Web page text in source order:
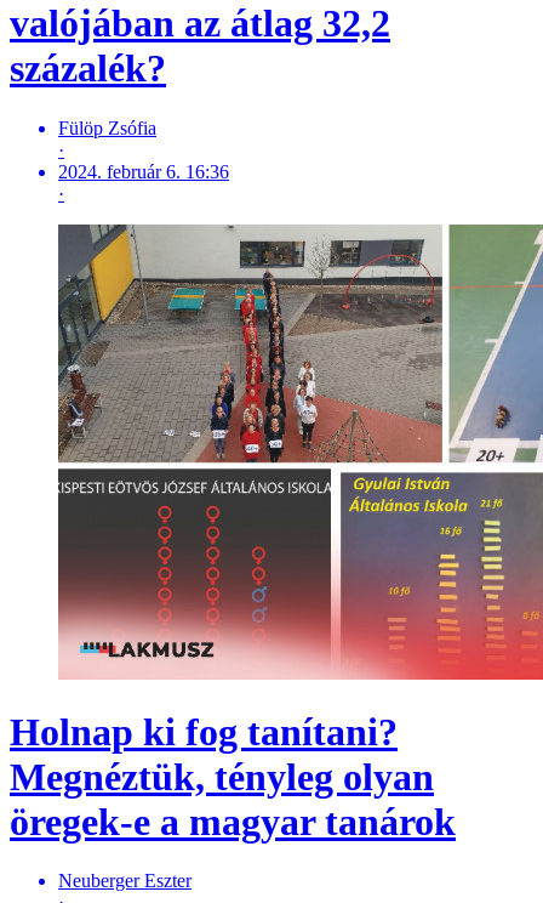
valójában az átlag 32,2
százalék?
Fülöp Zsófia
·
2024. február 6. 16:36
·
Holnap ki fog tanítani?
Megnéztük, tényleg olyan
öregek-e a magyar tanárok
Neuberger Eszter